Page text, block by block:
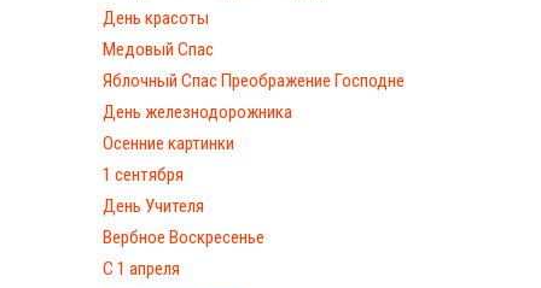
День красоты
Медовый Спас
Яблочный Спас Преображение Господне
День железнодорожника
Осенние картинки
1 сентября
День Учителя
Вербное Воскресенье
С 1 апреля